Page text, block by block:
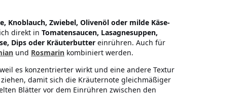
Knoblauch, Zwiebel, Olivenöl oder milde Käse-
direkt in Tomatensaucen, Lasagnesuppen,
Dips oder Kräuterbutter einrühren. Auch für
und Rosmarin kombiniert werden.
es konzentrierter wirkt und eine andere Textur
damit sich die Kräuternote gleichmäßiger
Blätter vor dem Einrühren zwischen den